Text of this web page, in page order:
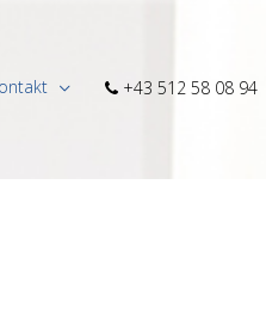
+43 512 58 08 94